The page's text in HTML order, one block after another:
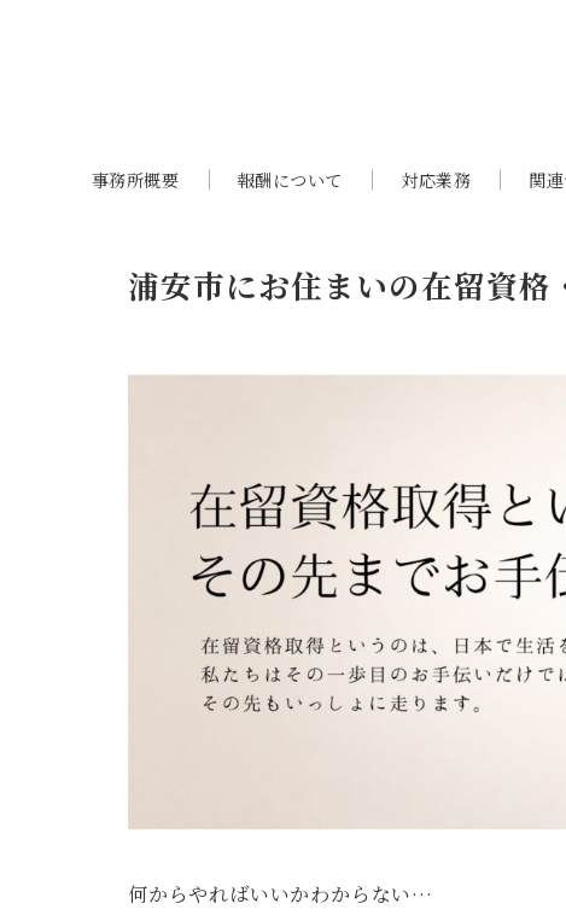
事務所概要 報酬について 対応業務 関
浦安市にお住まいの在留資
何からやればいいかわからない…